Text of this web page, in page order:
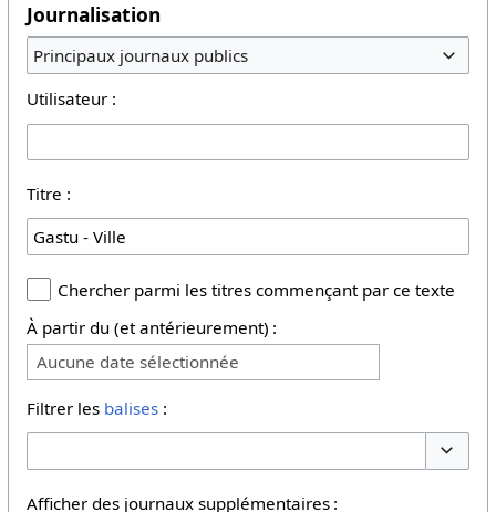
Journalisation
Principaux journaux publics
Utilisateur :
Titre :
Chercher parmi les titres commençant par ce texte
À partir du (et antérieurement) :
Aucune date sélectionnée
Filtrer les balises:
Afficher des journaux supplémentaires :